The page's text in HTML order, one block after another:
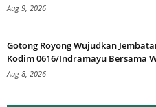
Aug 9, 2026
Gotong Royong Wujudkan
Kodim 0616/Indramayu Bersama
Aug 8, 2026